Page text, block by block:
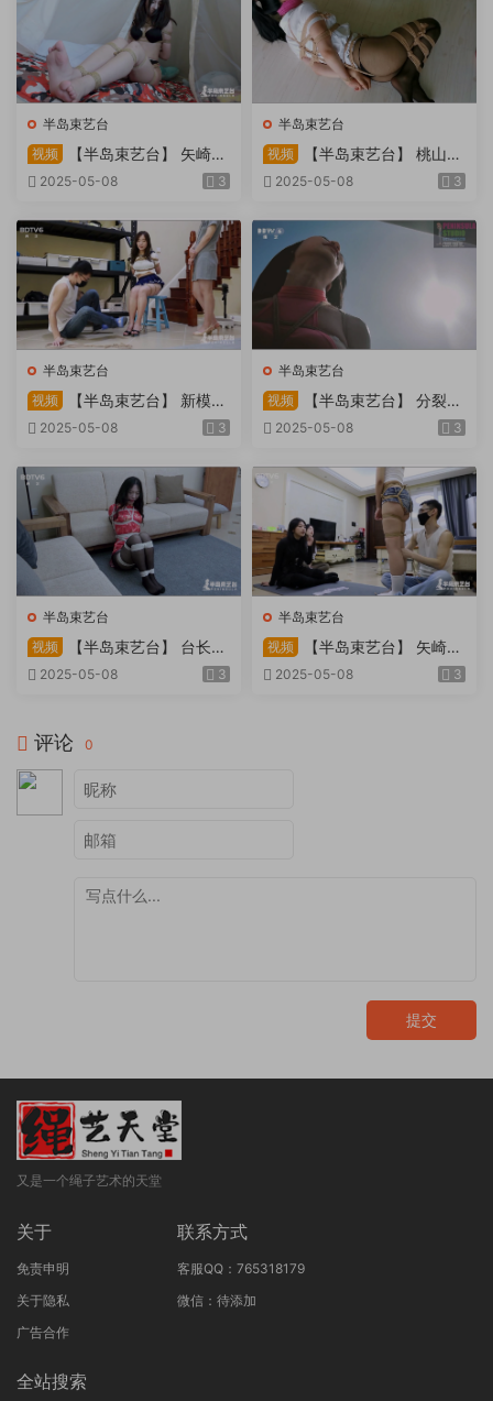
半岛束艺台
视频
【半岛束艺台】 矢崎
物业为您服务
2025-05-08 3
半岛束艺台
视频
【半岛束艺台】 桃山漫
画改编03 团缚美女超刺激玩
2025-05-08 3
半岛束艺台
视频
【半岛束艺台】 新模奎
因试镜，宛如阿紫再现
2025-05-08 3
半岛束艺台
视频
【半岛束艺台】 分裂的
快感：捆绑检阅式，车顶冷风
天。过路车辆..
2025-05-08 3
半岛束艺台
视频
【半岛束艺台】 台长不
在的时候
2025-05-08 3
半岛束艺台
视频
【半岛束艺台】 矢崎
泽爱 世界上运气最差的女孩
2025-05-08 3
评论 0
提交
又是一个绳子艺术的天堂
关于
免责申明
关于隐私
广告合作
联系方式
客服QQ：765318179
微信：待添加
全站搜索